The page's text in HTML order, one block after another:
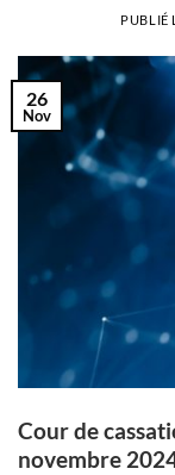
PUBLIÉ
26
Nov
Cour de
novembre